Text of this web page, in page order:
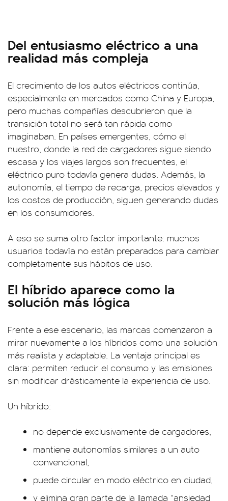
Del entusiasmo eléctrico a una
realidad más compleja
El crecimiento de los autos eléctricos continúa,
especialmente en mercados como China y Europa,
pero muchas compañías descubrieron que la
transición total no será tan rápida como
imaginaban. En países emergentes, cómo el
nuestro, donde la red de cargadores sigue siendo
escasa y los viajes largos son frecuentes, el
eléctrico puro todavía genera dudas. Además, la
autonomía, el tiempo de recarga, precios elevados y
los costos de producción, siguen generando dudas
en los consumidores.
A eso se suma otro factor importante: muchos
usuarios todavía no están preparados para cambiar
completamente sus hábitos de uso.
El híbrido aparece como la
solución más lógica
Frente a ese escenario, las marcas comenzaron a
mirar nuevamente a los híbridos como una solución
más realista y adaptable. La ventaja principal es
clara: permiten reducir el consumo y las emisiones
sin modificar drásticamente la experiencia de uso.
Un híbrido:
no depende exclusivamente de cargadores,
mantiene autonomías similares a un auto
convencional,
puede circular en modo eléctrico en ciudad,
y elimina gran parte de la llamada “ansiedad